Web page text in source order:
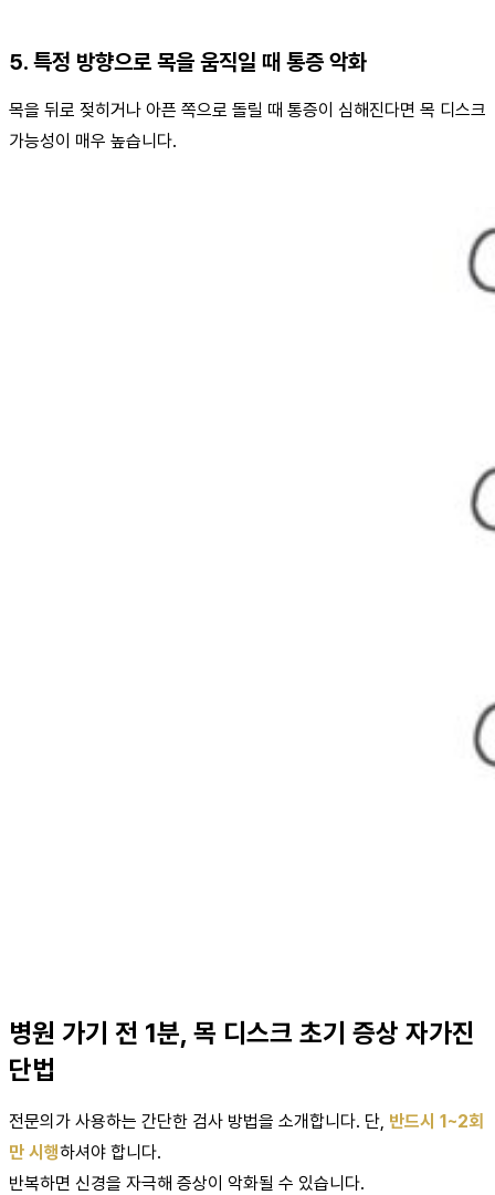
5. 특정 방향으로 목을 움직일 때 통증 악화
목을 뒤로 젖히거나 아픈 쪽으로 돌릴 때 통증이 심해진다면 목 디스크
가능성이 매우 높습니다.
병원 가기 전 1분, 목 디스크 초기 증상 자가진
단법
전문의가 사용하는 간단한 검사 방법을 소개합니다. 단, 반드시 1~2회
만 시행하셔야 합니다.
반복하면 신경을 자극해 증상이 악화될 수 있습니다.